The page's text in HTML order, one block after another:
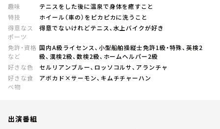
今日の番組表
週間番組表
TBS Podcast
お知らせ
イベント・グッズ
YouTube
趣味
テニスをした後に温泉で身体を癒すこと
特技
ホイール（車の）をピカピカに洗うこと
得意なス
ポーツ
得意でないけれどテニス、水上バイクが好き
免許・資格
など
国内A級ライセンス、小型船舶操縦士免許1級・特殊、英検2
級、漢検2級、数検2級、ホームヘルパー2級
好きな色
セルリアンブルー、ロッソコルサ、アランチャ
好きな食
べ物
アボカド×サーモン、キムチチャーハン
出演番組